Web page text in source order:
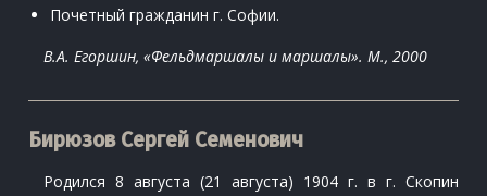
Почетный гражданин г. Софии.
В.А. Егоршин, «Фельдмаршалы и маршалы». М., 2000
Бирюзов Сергей Семенович
Родился 8 августа (21 августа) 1904 г. в г. Скопин